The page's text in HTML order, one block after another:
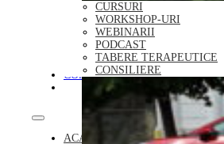
CURSURI
WORKSHOP-URI
WEBINARII
PODCAST
TABERE TERAPEUTICE
CONSILIERE
CONTACT
DONEAZĂ
ACASĂ